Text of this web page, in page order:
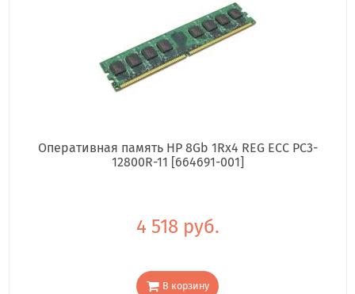
Оперативная память HP 8Gb 1Rx4 REG ECC PC3-
12800R-11 [664691-001]
4 518 руб.
В корзину